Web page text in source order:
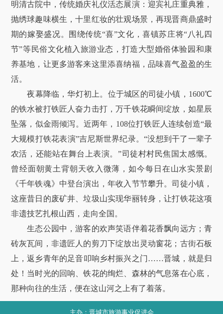
明清古院中，传统婚庆礼仪活态展演：迎宾礼庄重典雅，
抛绣球趣味横生，十里红妆的壮观场景，再现晋商鼎盛时
期的嫁娶盛况。围绕传统“喜”文化，喜镇苏庄将“八礼四
节”等民俗文化植入旅游业态，打造大型婚俗体验园和康
养基地，让更多游客来这里添喜纳福，品味喜气盈盈的生
活。
夜幕降临，华灯初上。位于城区的司徒小镇，1600℃
的铁水被打铁匠人奋力击打，万千铁花瞬间绽放，如星辰
坠落，似金雨倾泻。近两年，108位打铁匠人连续创造“最
大规模打铁花表演”吉尼斯世界纪录。“没想到干了一辈子
农活，还能站在舞台上表演。”司徒村村民焦国太感慨。
曾经面朝黄土背朝天收入微薄，如今每日在山水实景剧
《千年铁魂》中登台演出，年收入节节攀升。司徒小镇，
这座昔日的废矿井、垃圾山实现华丽转身，让打铁花这项
非遗技艺扎根山西，走向全国。
生态公园中，游客的欢声笑语伴着花香飘向远方；青
砖灰瓦间，非遗匠人的剪刀下绽放出灵动窗花；古街石板
上，返乡青年的足音叩响乡村振兴之门……晋城，就是归
处！当时光的回响、铁花的绚烂、森林的气息落在心底，
那种向往的生活，便在这山河之上有了着落。
主办：晋城市旅游事业促进会